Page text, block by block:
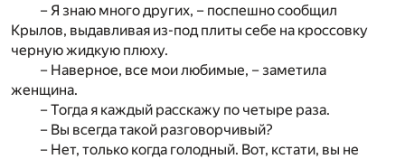
– Я знаю много других, – поспешно сообщил
Крылов, выдавливая из-под плиты себе на кроссовку
черную жидкую плюху.
– Наверное, все мои любимые, – заметила
женщина.
– Тогда я каждый расскажу по четыре раза.
– Вы всегда такой разговорчивый?
– Нет, только когда голодный. Вот, кстати, вы не